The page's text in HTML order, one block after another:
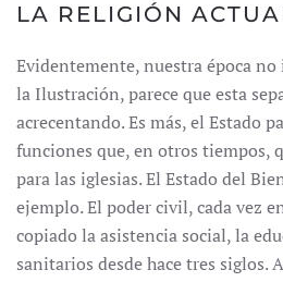
LA RELIGIÓN
Evidentemente, nuestra época no
la Ilustración, parece que esta
acrecentando. Es más, el Estado
funciones que, en otros tiempos,
para las iglesias. El Estado del
ejemplo. El poder civil, cada vez
copiado la asistencia social, la
sanitarios desde hace tres siglos.